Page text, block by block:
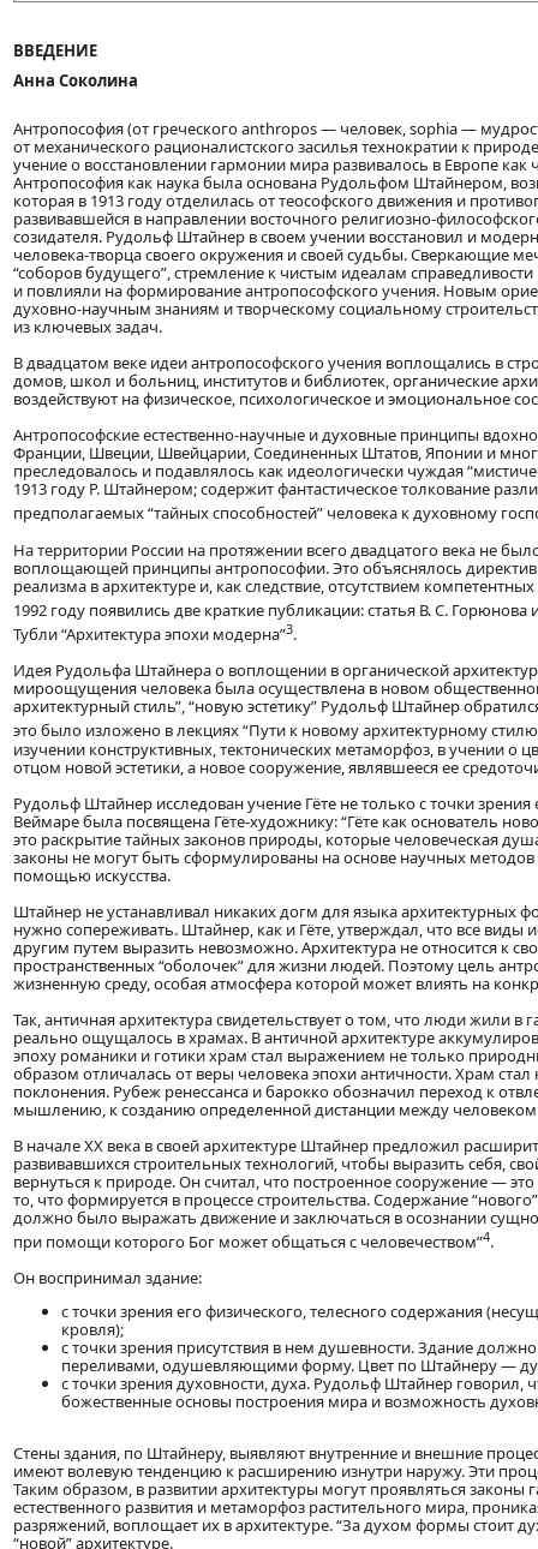
ВВЕДЕНИЕ
Анна Соколина
Антропософия (от греческого anthropos — человек, sophia —
от механического рационалистского засилья технократии к
учение о восстановлении гармонии мира развивалось в Европе как
Антропософия как наука была основана Рудольфом Штайнером,
которая в 1913 году отделилась от теософского движения и
развивавшейся в направлении восточного религиозно-
созидателя. Рудольф Штайнер в своем учении восстановил и
человека-творца своего окружения и своей судьбы. Сверкающие
“соборов будущего”, стремление к чистым идеалам
и повлияли на формирование антропософского учения. Новым
духовно-научным знаниям и творческому социальному
из ключевых задач.
В двадцатом веке идеи антропософского учения воплощались в
домов, школ и больниц, институтов и библиотек, органические
воздействуют на физическое, психологическое и эмоциональное
Антропософские естественно-научные и духовные принципы
Франции, Швеции, Швейцарии, Соединенных Штатов, Японии и
преследовалось и подавлялось как идеологически чуждая
1913 году Р. Штайнером; содержит фантастическое толкование
предполагаемых “тайных способностей” человека к духовному
На территории России на протяжении всего двадцатого века не
воплощающей принципы антропософии. Это объяснялось
реализма в архитектуре и, как следствие, отсутствием
1992 году появились две краткие публикации: статья В. С.
Тубли “Архитектура эпохи модерна”3.
Идея Рудольфа Штайнера о воплощении в органической
мироощущения человека была осуществлена в новом
архитектурный стиль”, “новую эстетику” Рудольф Штайнер
это было изложено в лекциях “Пути к новому архитектурному
изучении конструктивных, тектонических метаморфоз, в учении о
отцом новой эстетики, а новое сооружение, являвшееся ее
Рудольф Штайнер исследован учение Гёте не только с точки
Веймаре была посвящена Гёте-художнику: “Гёте как основатель
это раскрытие тайных законов природы, которые человеческая
законы не могут быть сформулированы на основе научных
помощью искусства.
Штайнер не устанавливал никаких догм для языка архитектурных
нужно сопереживать. Штайнер, как и Гёте, утверждал, что все виды
другим путем выразить невозможно. Архитектура не относится к
пространственных “оболочек” для жизни людей. Поэтому цель
жизненную среду, особая атмосфера которой может влиять на
Так, античная архитектура свидетельствует о том, что люди жили
реально ощущалось в храмах. В античной архитектуре
эпоху романики и готики храм стал выражением не только
образом отличалась от веры человека эпохи античности. Храм
поклонения. Рубеж ренессанса и барокко обозначил переход к
мышлению, к созданию определенной дистанции между
В начале XX века в своей архитектуре Штайнер предложил
развивавшихся строительных технологий, чтобы выразить себя,
вернуться к природе. Он считал, что построенное сооружение —
то, что формируется в процессе строительства. Содержание
должно было выражать движение и заключаться в осознании
при помощи которого Бог может общаться с человечеством”4.
Он воспринимал здание:
с точки зрения его физического, телесного содержания
кровля);
с точки зрения присутствия в нем душевности. Здание
переливами, одушевляющими форму. Цвет по Штайнеру —
с точки зрения духовности, духа. Рудольф Штайнер
божественные основы построения мира и возможность
Стены здания, по Штайнеру, выявляют внутренние и внешние
имеют волевую тенденцию к расширению изнутри наружу. Эти
Таким образом, в развитии архитектуры могут проявляться
естественного развития и метаморфоз растительного мира,
разряжений, воплощает их в архитектуре. “За духом формы стоит
“новой” архитектуре.